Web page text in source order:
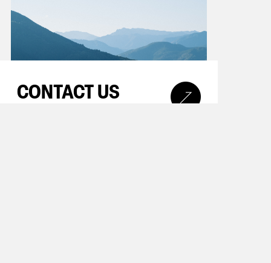
CONTACT US